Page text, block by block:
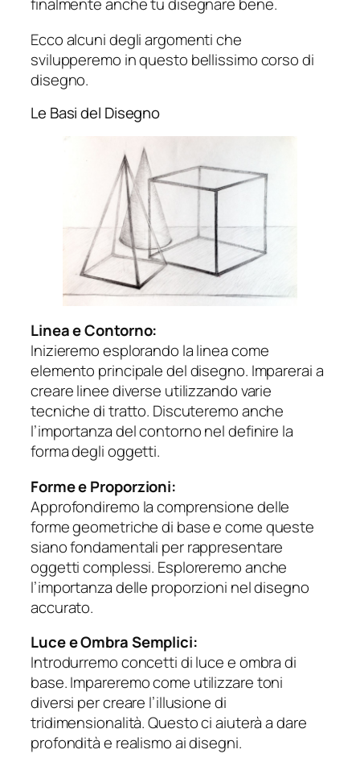
finalmente anche tu disegnare bene.
Ecco alcuni degli argomenti che
svilupperemo in questo bellissimo corso di
disegno.
Le Basi del Disegno
Linea e Contorno:
Inizieremo esplorando la linea come
elemento principale del disegno. Imparerai a
creare linee diverse utilizzando varie
tecniche di tratto. Discuteremo anche
l’importanza del contorno nel definire la
forma degli oggetti.
Forme e Proporzioni:
Approfondiremo la comprensione delle
forme geometriche di base e come queste
siano fondamentali per rappresentare
oggetti complessi. Esploreremo anche
l’importanza delle proporzioni nel disegno
accurato.
Luce e Ombra Semplici:
Introdurremo concetti di luce e ombra di
base. Impareremo come utilizzare toni
diversi per creare l’illusione di
tridimensionalità. Questo ci aiuterà a dare
profondità e realismo ai disegni.